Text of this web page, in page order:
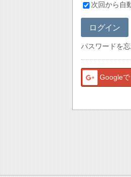
次回から自
ログイン
パスワードを
Google